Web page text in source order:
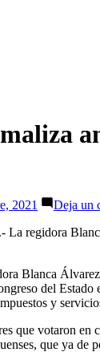
2021 Deja un
regidora
Blanca
del
y
que votaron en
que ya de